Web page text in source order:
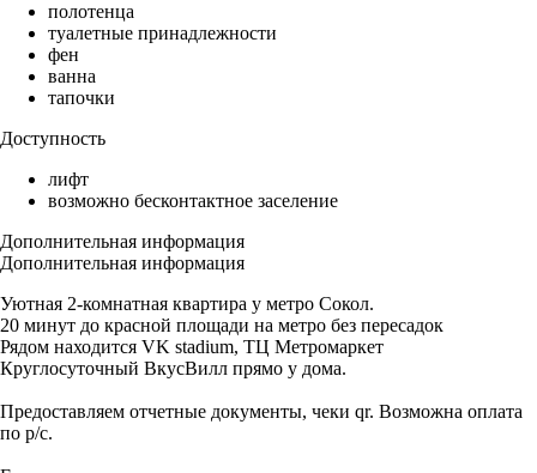
полотенца
туалетные принадлежности
фен
ванна
тапочки
Доступность
лифт
возможно бесконтактное заселение
Дополнительная информация
Дополнительная информация
Уютная 2-комнатная квартира у метро Cокол.
20 минут до красной площади на метро без пересадок
Рядом находится VK stadium, ТЦ Метромаркет
Круглосуточный ВкусВилл прямо у дома.
Предоставляем отчетные документы, чеки qr. Возможна оплата
по р/с.